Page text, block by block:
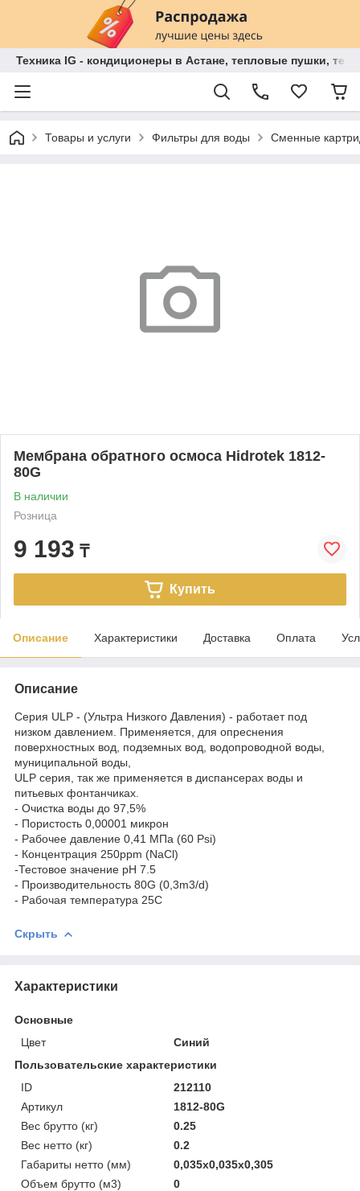
Техника IG - кондиционеры в Астане, тепловые пушки,
Товары и услуги Фильтры для воды Сменные
Мембрана обратного осмоса Hidrotek 1812-
80G
В наличии
Розница
9 193 ₸
Купить
Описание Характеристики Доставка Оплата
Описание
Серия ULP - (Ультра Низкого Давления) - работает под
низком давлением. Применяется, для опреснения
поверхностных вод, подземных вод, водопроводной воды,
муниципальной воды,
ULP серия, так же применяется в диспансерах воды и
питьевых фонтанчиках.
- Очистка воды до 97,5%
- Пористость 0,00001 микрон
- Рабочее давление 0,41 МПа (60 Psi)
- Концентрация 250ppm (NaCl)
-Тестовое значение pH 7.5
- Производительность 80G (0,3m3/d)
- Рабочая температура 25C
Скрыть
Характеристики
Основные
Цвет
Синий
Пользовательские характеристики
ID
212110
Артикул
1812-80G
Вес брутто (кг)
0.25
Вес нетто (кг)
0.2
Габариты нетто (мм)
0,035x0,035x0,305
Объем брутто (м3)
0